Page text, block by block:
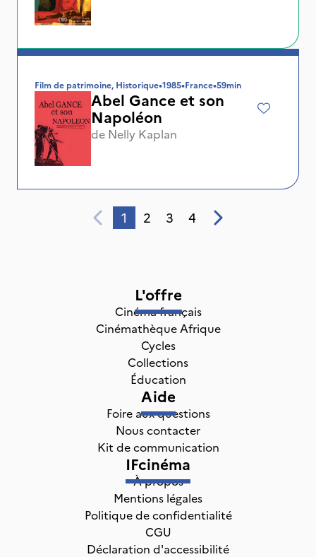
Film de patrimoine, Historique•1985•France•59min
Abel Gance et son
Napoléon
de Nelly Kaplan
1 2 3 4
L'offre
Cinéma français
Cinémathèque Afrique
Cycles
Collections
Éducation
Aide
Foire aux questions
Nous contacter
Kit de communication
IFcinéma
À propos
Mentions légales
Politique de confidentialité
CGU
Déclaration d'accessibilité